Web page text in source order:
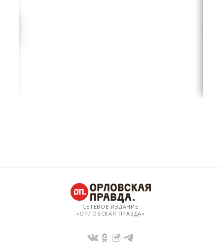
СЕТЕВОЕ ИЗДАНИЕ
«ОРЛОВСКАЯ ПРАВДА»